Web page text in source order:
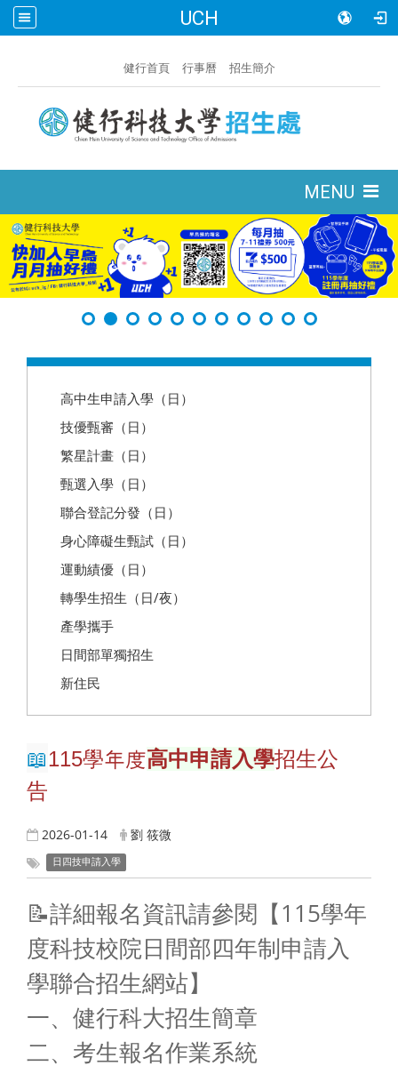
UCH
健行首頁 行事曆 招生簡介
MENU
高中生申請入學（日）
技優甄審（日）
繁星計畫（日）
甄選入學（日）
聯合登記分發（日）
身心障礙生甄試（日）
運動績優（日）
轉學生招生（日/夜）
產學攜手
日間部單獨招生
新住民
📖115學年度高中申請入學招生公
告
2026-01-14 劉 筱微
日四技申請入學
📝詳細報名資訊請參閱【115學年
度科技校院日間部四年制申請入
學聯合招生網站】
一、健行科大招生簡章
二、考生報名作業系統